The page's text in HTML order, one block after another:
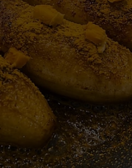
adunan kena pada acuan
tidak cukup panas.